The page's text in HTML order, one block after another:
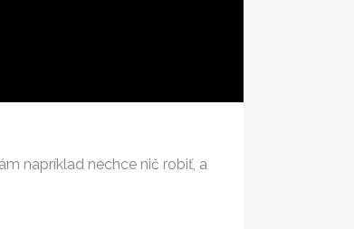
napríklad nechce nič robiť, a